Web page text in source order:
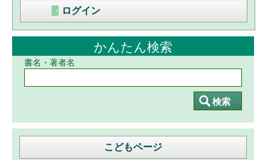
ログイン
かんたん検索
書名・著者名
こどもページ